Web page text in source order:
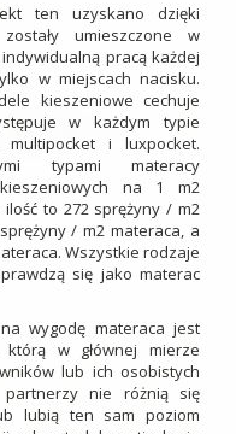
ten uzyskano dzięki
umieszczone w
pracą każdej
w miejscach nacisku.
kieszeniowe cechuje
w każdym typie
multipocket i luxpocket.
typami materacy
na 1 m2
to 272 sprężyny / m2
/ m2 materaca, a
Wszystkie rodzaje
się jako materac
wygodę materaca jest
w głównej mierze
lub ich osobistych
nie różnią się
lubią ten sam poziom